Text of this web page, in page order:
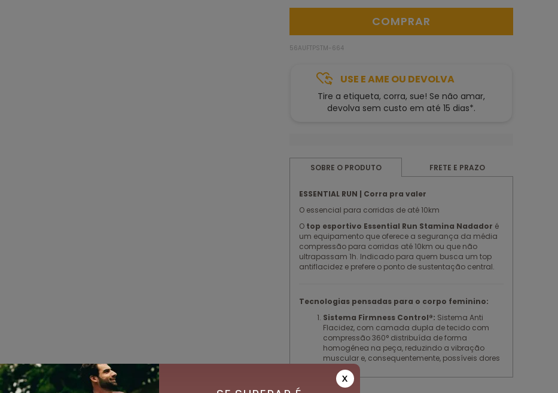
56AUFTPSTM-664
USE E AME OU DEVOLVA
Tire a etiqueta, corra, sue! Se não amar,
devolva sem custo em até 15 dias*.
SOBRE O PRODUTO FRETE E PRAZO
ESSENTIAL RUN | Corra pra valer
O essencial para corridas de até 10km
O top esportivo Essential Run Stamina Nadador é
um equipamento que oferece a segurança da média
compressão para corridas até 10km ou que não
ultrapassam 1h. Indicado para quem busca um top
antiflacidez e prefere o ponto de sustentação central.
Tecnologias pensadas para o corpo feminino:
Sistema Firmness Control®: Sistema Anti
Flacidez, com camada dupla de tecido com
compressão 360° distribuída de forma
homogênea na peça, reduzindo a vibração
muscular e, consequentemente, possíveis dores
e incômodos. Previne o rompimento dos
ligamentos das mamas pelo impacto, evitando
a flacidez.
X